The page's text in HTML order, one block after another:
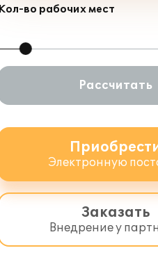
Кол-во рабочих мест
Рассчитать
Электронную
Заказать
Внедрение у